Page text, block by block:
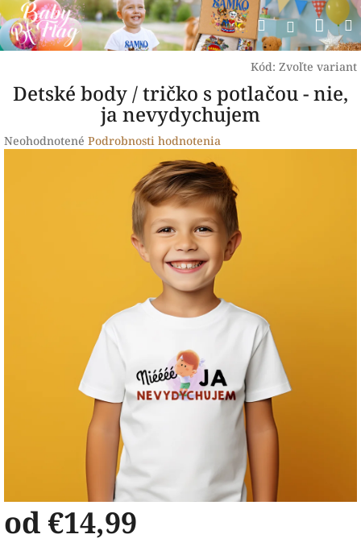
Prejsť
na
obsah
Hľadať
Kód: Zvoľte variant
Detské body / tričko s potlačou - nie,
ja nevydychujem
Priemerné
Neohodnotené Podrobnosti hodnotenia
od €14,99